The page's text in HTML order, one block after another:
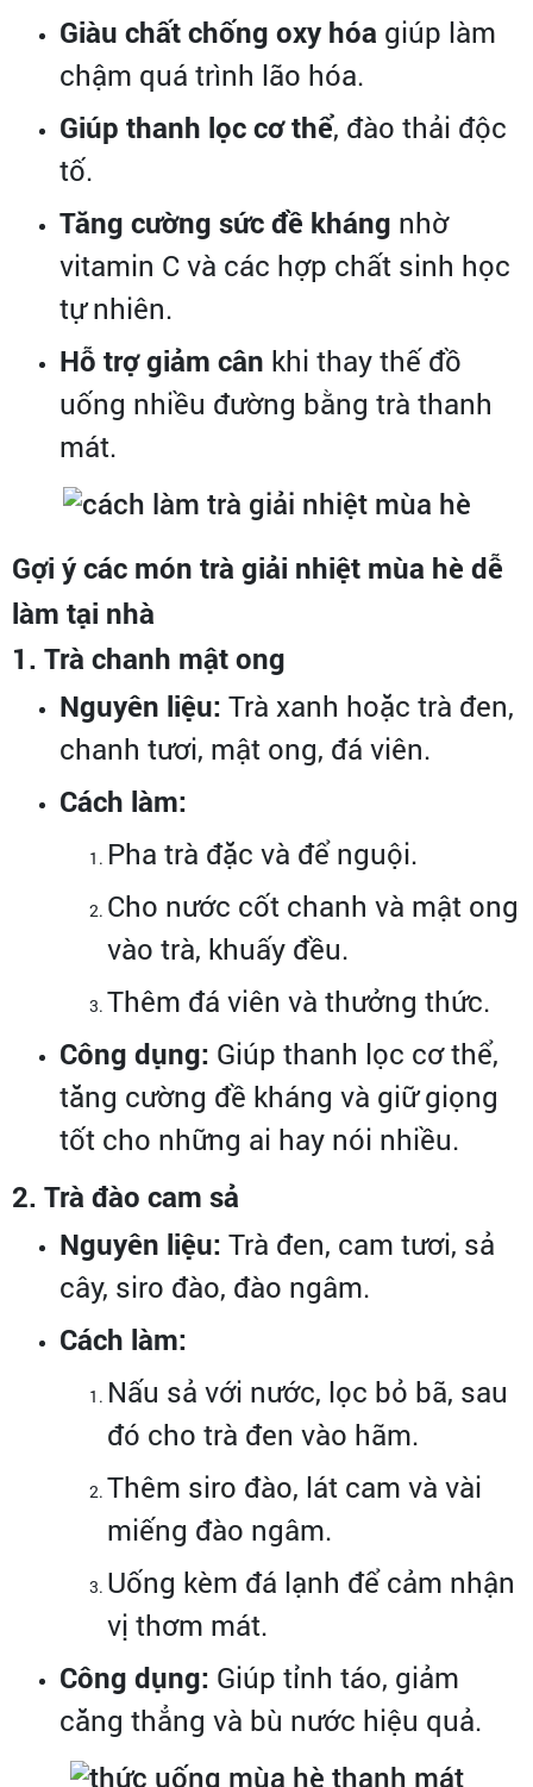
Giàu chất chống oxy hóa giúp làm
chậm quá trình lão hóa.
Giúp thanh lọc cơ thể, đào thải độc
tố.
Tăng cường sức đề kháng nhờ
vitamin C và các hợp chất sinh học
tự nhiên.
Hỗ trợ giảm cân khi thay thế đồ
uống nhiều đường bằng trà thanh
mát.
Gợi ý các món trà giải nhiệt mùa hè dễ
làm tại nhà
1. Trà chanh mật ong
Nguyên liệu: Trà xanh hoặc trà đen,
chanh tươi, mật ong, đá viên.
Cách làm:
Pha trà đặc và để nguội.
Cho nước cốt chanh và mật ong
vào trà, khuấy đều.
Thêm đá viên và thưởng thức.
Công dụng: Giúp thanh lọc cơ thể,
tăng cường đề kháng và giữ giọng
tốt cho những ai hay nói nhiều.
2. Trà đào cam sả
Nguyên liệu: Trà đen, cam tươi, sả
cây, siro đào, đào ngâm.
Cách làm:
Nấu sả với nước, lọc bỏ bã, sau
đó cho trà đen vào hãm.
Thêm siro đào, lát cam và vài
miếng đào ngâm.
Uống kèm đá lạnh để cảm nhận
vị thơm mát.
Công dụng: Giúp tỉnh táo, giảm
căng thẳng và bù nước hiệu quả.